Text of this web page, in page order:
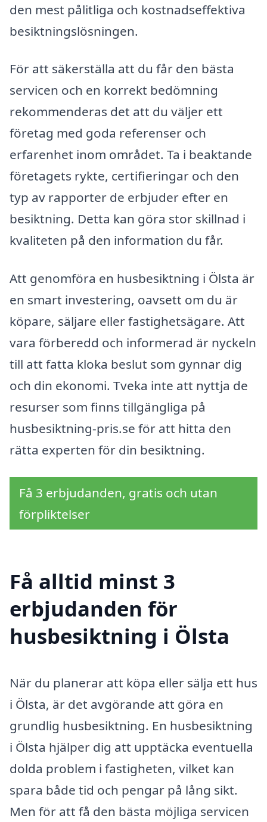
den mest pålitliga och kostnadseffektiva
besiktningslösningen.
För att säkerställa att du får den bästa
servicen och en korrekt bedömning
rekommenderas det att du väljer ett
företag med goda referenser och
erfarenhet inom området. Ta i beaktande
företagets rykte, certifieringar och den
typ av rapporter de erbjuder efter en
besiktning. Detta kan göra stor skillnad i
kvaliteten på den information du får.
Att genomföra en husbesiktning i Ölsta är
en smart investering, oavsett om du är
köpare, säljare eller fastighetsägare. Att
vara förberedd och informerad är nyckeln
till att fatta kloka beslut som gynnar dig
och din ekonomi. Tveka inte att nyttja de
resurser som finns tillgängliga på
husbesiktning-pris.se för att hitta den
rätta experten för din besiktning.
Få 3 erbjudanden, gratis och utan
förpliktelser
Få alltid minst 3
erbjudanden för
husbesiktning i Ölsta
När du planerar att köpa eller sälja ett hus
i Ölsta, är det avgörande att göra en
grundlig husbesiktning. En husbesiktning
i Ölsta hjälper dig att upptäcka eventuella
dolda problem i fastigheten, vilket kan
spara både tid och pengar på lång sikt.
Men för att få den bästa möjliga servicen